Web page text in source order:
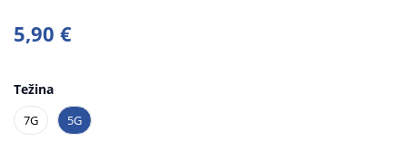
5,90 €
Težina
7G 5G